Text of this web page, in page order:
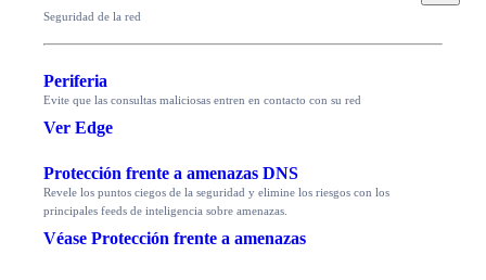
Seguridad de la red
Periferia
Evite que las consultas maliciosas entren en contacto con su red
Ver Edge
Protección frente a amenazas DNS
Revele los puntos ciegos de la seguridad y elimine los riesgos con los
principales feeds de inteligencia sobre amenazas.
Véase Protección frente a amenazas